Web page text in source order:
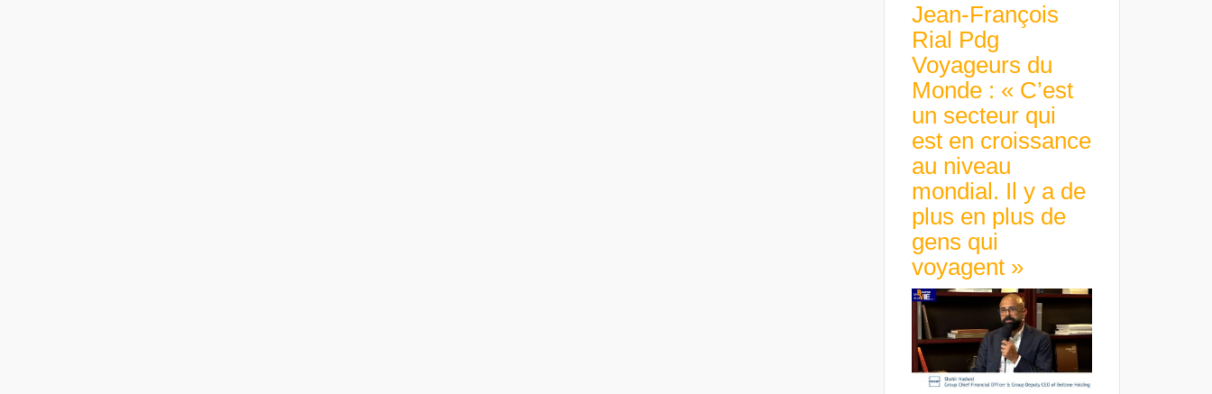
Jean-François
Rial Pdg
Voyageurs du
Monde : « C’est
un secteur qui
est en croissance
au niveau
mondial. Il y a de
plus en plus de
gens qui
voyagent »